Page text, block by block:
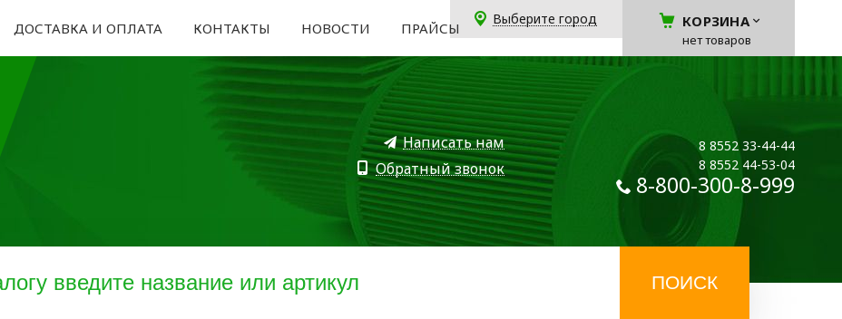
ДОСТАВКА И ОПЛАТА КОНТАКТЫ НОВОСТИ ПРАЙСЫ
Выберите город КОРЗИНА
нет товаров
Написать нам
Обратный звонок
8 8552 33-44-44
8 8552 44-53-04
8-800-300-8-999